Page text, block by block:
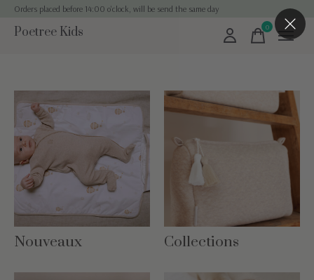
Orders placed before 14:00 o'clock, will be send the same day
Poetree Kids 0items
Nouveaux Collections